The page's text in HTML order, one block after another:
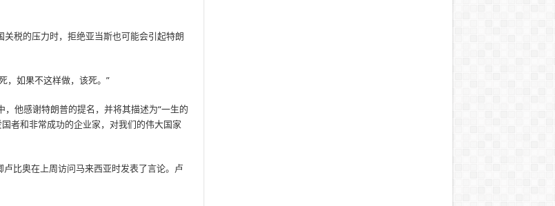
税的压力时，拒绝亚当斯也可能会引起特朗
，如果不这样做，该死。”
他感谢特朗普的提名，并将其描述为“一生的
者和非常成功的企业家，对我们的伟大国家
比奥在上周访问马来西亚时发表了言论。卢